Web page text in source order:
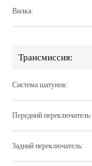
Вилка:
Трансмиссия:
Система шатунов:
Передний переключатель:
Задний переключатель: